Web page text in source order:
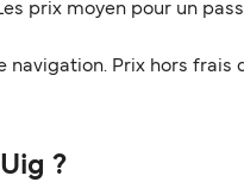
prix moyen pour un
navigation. Prix hors frais
?